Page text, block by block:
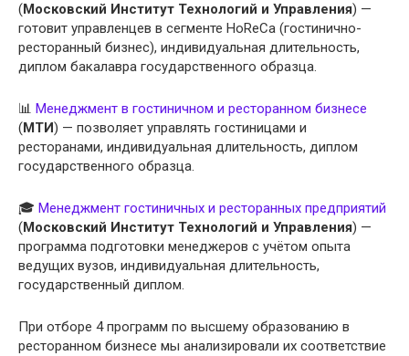
(Московский Институт Технологий и Управления) —
готовит управленцев в сегменте HoReCa (гостинично-
ресторанный бизнес), индивидуальная длительность,
диплом бакалавра государственного образца.
📊 Менеджмент в гостиничном и ресторанном бизнесе
(МТИ) — позволяет управлять гостиницами и
ресторанами, индивидуальная длительность, диплом
государственного образца.
🎓 Менеджмент гостиничных и ресторанных предприятий
(Московский Институт Технологий и Управления) —
программа подготовки менеджеров с учётом опыта
ведущих вузов, индивидуальная длительность,
государственный диплом.
При отборе 4 программ по высшему образованию в
ресторанном бизнесе мы анализировали их соответствие